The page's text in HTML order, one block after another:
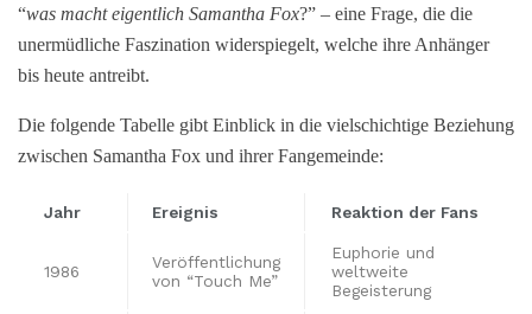
“was macht eigentlich Samantha Fox?” – eine Frage, die die
unermüdliche Faszination widerspiegelt, welche ihre Anhänger
bis heute antreibt.
Die folgende Tabelle gibt Einblick in die vielschichtige Beziehung
zwischen Samantha Fox und ihrer Fangemeinde:
Jahr Ereignis Reaktion der Fans
1986
Veröffentlichung
von “Touch Me”
Euphorie und
weltweite
Begeisterung